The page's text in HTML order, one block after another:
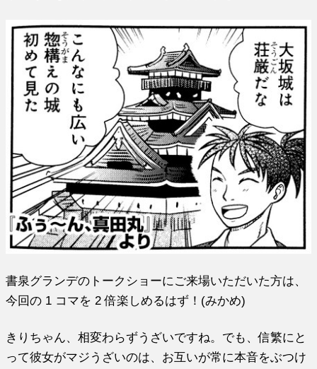
書泉グランデのトークショーにご来場いただいた方は、
今回の 1 コマを 2 倍楽しめるはず！(みかめ)
きりちゃん、相変わらずうざいですね。でも、信繁にと
って彼女がマジうざいのは、お互いが常に本音をぶつけ